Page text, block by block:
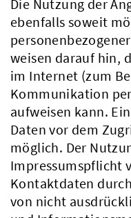
Die Nutzung der
ebenfalls soweit
weisen darauf hin,
im Internet (zum
Kommunikation
aufweisen kann.
Daten vor dem
möglich. Der
Impressumspflicht
Kontaktdaten
von nicht